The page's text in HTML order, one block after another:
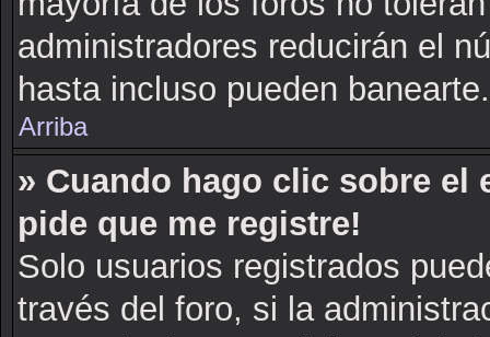
administradores reducirán el
hasta incluso pueden banearte.
Arriba
» Cuando hago clic sobre el
pide que me registre!
Solo usuarios registrados
través del foro, si la